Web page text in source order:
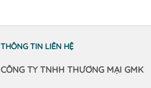
360.000₫
THÔNG TIN LIÊN HỆ
CÔNG TY TNHH THƯƠNG MẠI GMK